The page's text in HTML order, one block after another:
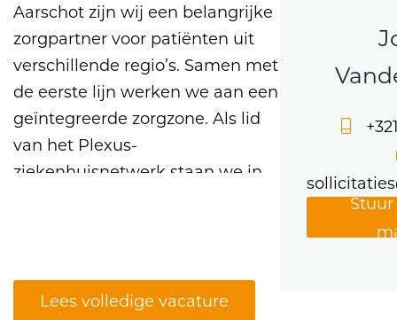
Aarschot zijn wij een belangrijke
zorgpartner voor patiënten uit
verschillende regio’s. Samen met
de eerste lijn werken we aan een
geïntegreerde zorgzone. Als lid
van het Plexus-
ziekenhuisnetwerk staan we in
Je wordt staflid in associatief
Lees volledige vacature